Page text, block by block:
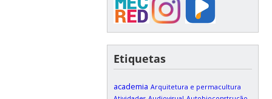
Etiquetas
academia Arquitetura e permacultura